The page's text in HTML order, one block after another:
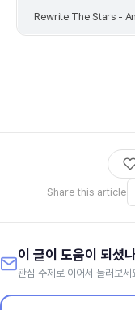
Rewrite The Stars -
Share this article
이 글이 도움이 되셨
관심 주제로 이어서 둘러보세